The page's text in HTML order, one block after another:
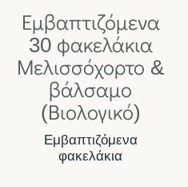
Εμβαπτιζόμενα
30 φακελάκια
Μελισσόχορτο &
βάλσαμο
(Βιολογικό)
Εμβαπτιζόμενα
φακελάκια